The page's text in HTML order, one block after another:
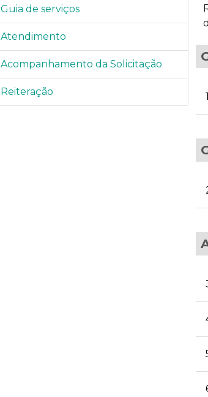
Guia de serviços
Atendimento
Acompanhamento da Solicitação
Reiteração